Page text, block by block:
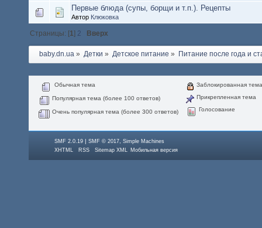
Первые блюда (супы, борщи и т.п.). Рецепты
Автор Клюковка
Страницы: [1] 2 Вверх
baby.dn.ua» Детки » Детское питание » Питание после года и
Обычная тема
Популярная тема (более 100 ответов)
Очень популярная тема (более 300 ответов)
Заблокированная тема
Прикрепленная тема
Голосование
SMF 2.0.19 |SMF © 2017,Simple Machines
XHTML
RSS Sitemap XML Мобильная версия